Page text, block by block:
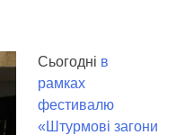
Сьогодні в
рамках
фестивалю
«Штурмові загони